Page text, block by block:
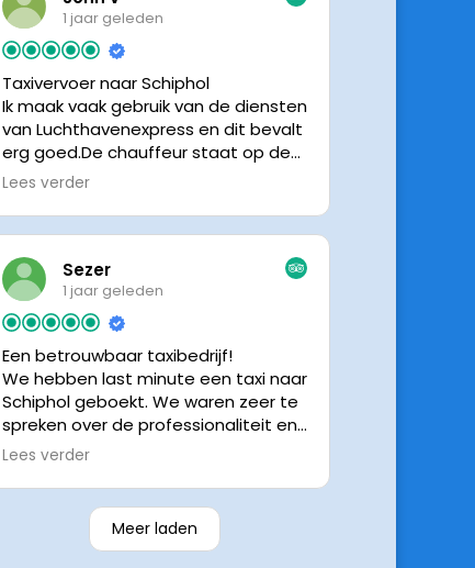
1 jaar geleden
Taxivervoer naar Schiphol
Ik maak vaak gebruik van de diensten
van Luchthavenexpress en dit bevalt
erg goed.De chauffeur staat op de
afgesproken tijd klaar om je op te
neemt de chauffeur direct contact
staat.Altijd nette chauffeurs, en in
mijn geval is het voordeliger dan
parkeren op P3 bij 9 dagen parkeren.
En dan hopen dat je auto geen
schade heeft ivm de krappe
parkeervakken. Ik beveel
Luchthavenexpress dan ook zeker
aan.
Lees verder
Sezer
1 jaar geleden
Een betrouwbaar taxibedrijf!
We hebben last minute een taxi naar
Schiphol geboekt. We waren zeer te
spreken over de professionaliteit en
vriendelijkheid van luchthavenexpres!
verzekerde om er op tijd te zijn en
stuurde z’n live locatie een paar
minuten voor aanvang bij ons thuis.
Lees verder
Meer laden